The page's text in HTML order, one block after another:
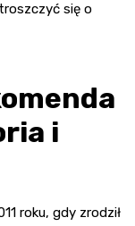
się o
i
roku, gdy zrodził